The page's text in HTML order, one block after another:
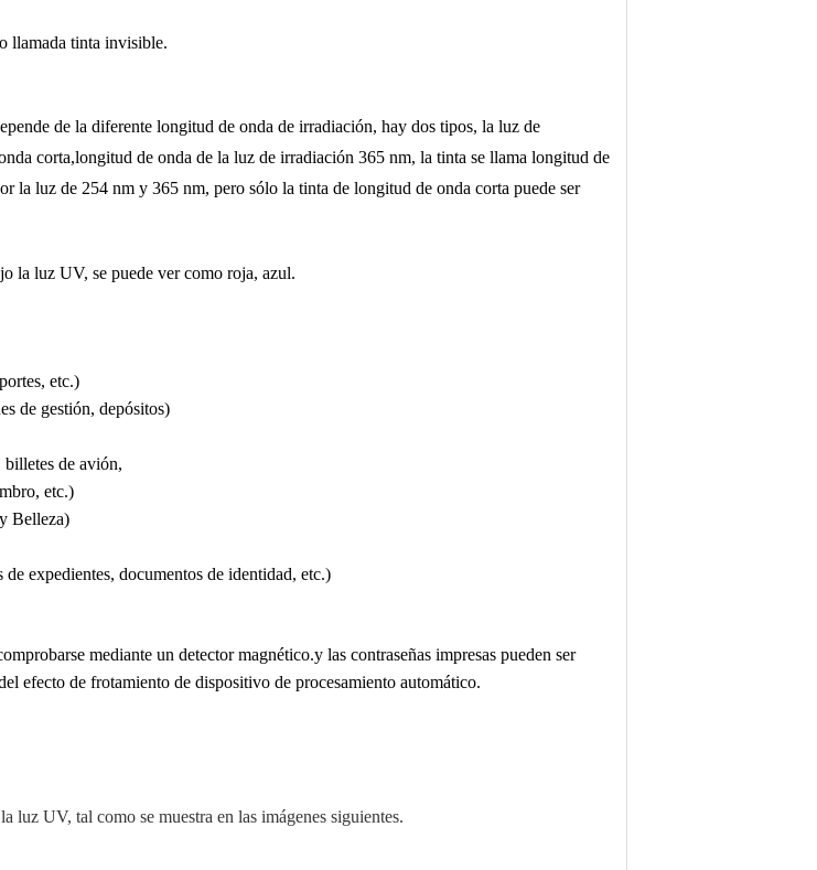
llamada tinta invisible.
de la diferente longitud de onda de irradiación, hay dos tipos, la luz de
corta,longitud de onda de la luz de irradiación 365 nm, la tinta se llama longitud de
la luz de 254 nm y 365 nm, pero sólo la tinta de longitud de onda corta puede ser
la luz UV, se puede ver como roja, azul.
etc.)
de gestión, depósitos)
billetes de avión,
etc.)
Belleza)
expedientes, documentos de identidad, etc.)
mediante un detector magnético.y las contraseñas impresas pueden ser
efecto de frotamiento de dispositivo de procesamiento automático.
luz UV, tal como se muestra en las imágenes siguientes.